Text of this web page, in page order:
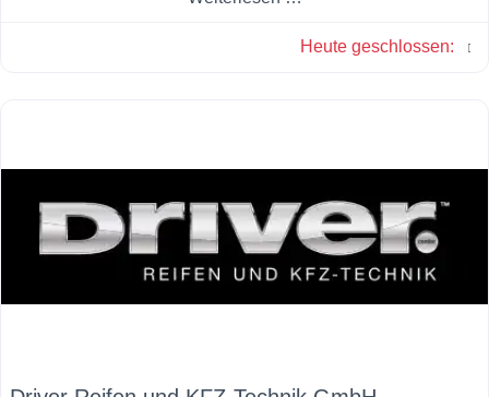
Heute geschlossen: